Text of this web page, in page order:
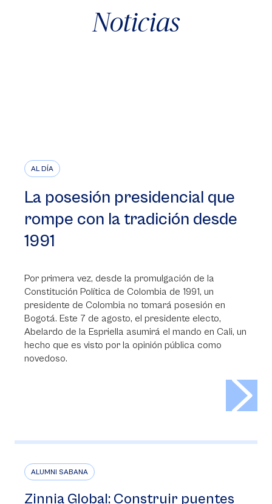
Noticias
AL DÍA
La posesión presidencial que
rompe con la tradición desde
1991
Por primera vez, desde la promulgación de la
Constitución Política de Colombia de 1991, un
presidente de Colombia no tomará posesión en
Bogotá. Este 7 de agosto, el presidente electo,
Abelardo de la Espriella asumirá el mando en Cali, un
hecho que es visto por la opinión pública como
novedoso.
ALUMNI SABANA
Zinnia Global: Construir puentes